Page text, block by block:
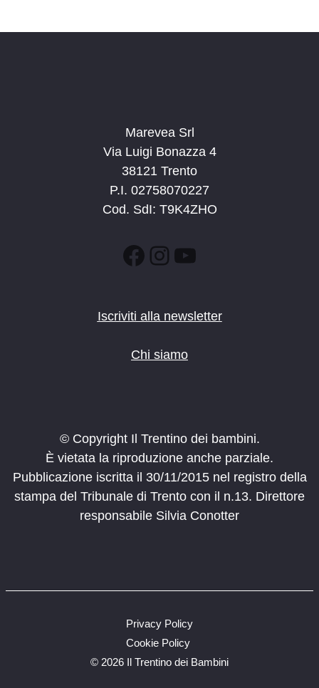
Marevea Srl
Via Luigi Bonazza 4
38121 Trento
P.I. 02758070227
Cod. SdI: T9K4ZHO
Facebook
Instagram
YouTube
Iscriviti alla newsletter
Chi siamo
© Copyright Il Trentino dei bambini.
È vietata la riproduzione anche parziale.
Pubblicazione iscritta il 30/11/2015 nel registro della
stampa del Tribunale di Trento con il n.13. Direttore
responsabile Silvia Conotter
© 2026 Il Trentino dei Bambini
Privacy Policy
Cookie Policy